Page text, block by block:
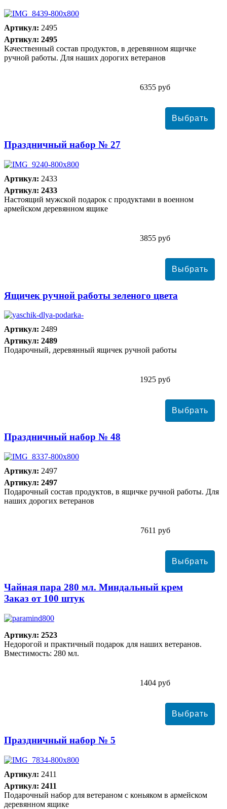
Артикул: 2495
Артикул: 2495
Качественный состав продуктов, в деревянном ящичке
ручной работы. Для наших дорогих ветеранов
6355 руб
Праздничный набор № 27
Артикул: 2433
Артикул: 2433
Настоящий мужской подарок с продуктами в военном
армейском деревянном ящике
3855 руб
Ящичек ручной работы зеленого цвета
Артикул: 2489
Артикул: 2489
Подарочный, деревянный ящичек ручной работы
1925 руб
Праздничный набор № 48
Артикул: 2497
Артикул: 2497
Подарочный состав продуктов, в ящичке ручной работы. Для
наших дорогих ветеранов
7611 руб
Чайная пара 280 мл. Миндальный крем
Заказ от 100 штук
Артикул: 2523
Недорогой и практичный подарок для наших ветеранов.
Вместимость: 280 мл.
1404 руб
Праздничный набор № 5
Артикул: 2411
Артикул: 2411
Подарочный набор для ветераном с коньяком в армейском
деревянном ящике